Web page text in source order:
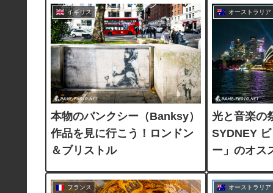
イギリス
本物のバンクシー（Banksy）
作品を見に行こう！ロンドン
＆ブリストル
オーストラリア
光と音楽の
SYDNEY
ー」のオス
フランス オーストラリア